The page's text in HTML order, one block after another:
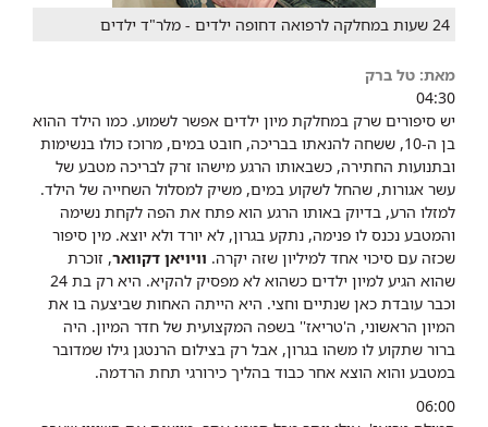
24 שעות במחלקה לרפואה דחופה ילדים - מלר"ד ילדים
מאת: טל ברק
04:30
יש סיפורים שרק במחלקת מיון ילדים אפשר לשמוע. כמו הילד ההוא
בן ה-10, ששחה להנאתו בבריכה, חובט במים, מרוכז כולו בנשימות
ובתנועות החתירה, כשבאותו הרגע מישהו זרק לבריכה מטבע של
עשר אגורות, שהחל לשקוע במים, משיק למסלול השחייה של הילד.
למזלו הרע, בדיוק באותו הרגע הוא פתח את הפה לקחת נשימה
והמטבע נכנס לו פנימה, נתקע בגרון, לא יורד ולא יוצא. מין סיפור
שכזה עם סיכוי אחד למיליון שזה יקרה. וויויאן דקוואר, זוכרת
שהוא הגיע למיון ילדים כשהוא לא מפסיק להקיא. היא רק בת 24
וכבר עובדת כאן שנתיים וחצי. היא הייתה האחות שביצעה בו את
המיון הראשוני, ה'טריאז'' בשפה המקצועית של חדר המיון. היה
ברור שתקוע לו משהו בגרון, אבל רק בצילום הרנטגן גילו שמדובר
במטבע והוא הוצא אחר כבוד בהליך כירורגי תחת הרדמה.
06:00